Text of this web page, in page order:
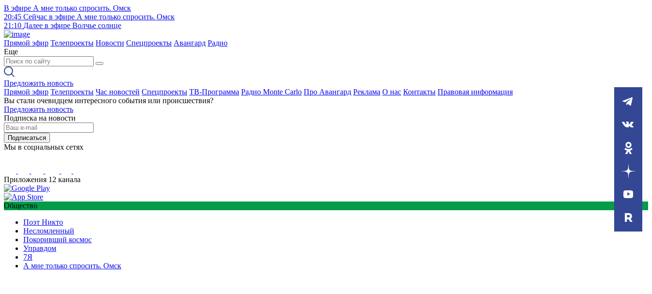
В эфире А мне только спросить. Омск
20:45 Сейчас в эфире А мне только спросить. Омск
21:10 Далее в эфире Волчье солнце
Прямой эфир Телепроекты Новости Спецпроекты Авангард Радио
Еще
Предложить новость
Прямой эфир Телепроекты Час новостей Спецпроекты ТВ-Программа Радио Monte Carlo Про Авангард Реклама О нас Контакты Правовая информация
Вы стали очевидцем интересного события или происшествия?
Предложить новость
Подписка на новости
Подписаться
Мы в социальных сетях
Приложения 12 канала
Общество
Поэт Никто
Несломленный
Покоривший космос
Управдом
7Я
А мне только спросить. Омск